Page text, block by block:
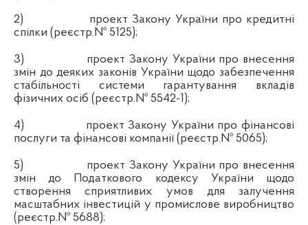
2)
проект Закону України про кредитні
спілки (реєстр.№ 5125);
3)
проект Закону України про внесення
змін до деяких законів України щодо забезпечення
стабільності системи гарантування вкладів
фізичних осіб (реєстр.№ 5542-1);
4)
проект Закону України про фінансові
послуги та фінансові компанії (реєстр.№ 5065);
5) проект Закону України про внесення
змін до Податкового кодексу України щодо
створення сприятливих умов для залучення
масштабних інвестицій у промислове виробництво
(реєстр.№ 5688);